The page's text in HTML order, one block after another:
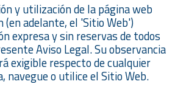
y utilización de la página web
(en adelante, el 'Sitio Web')
expresa y sin reservas de todos
Aviso Legal. Su observancia
exigible respecto de cualquier
navegue o utilice el Sitio Web.